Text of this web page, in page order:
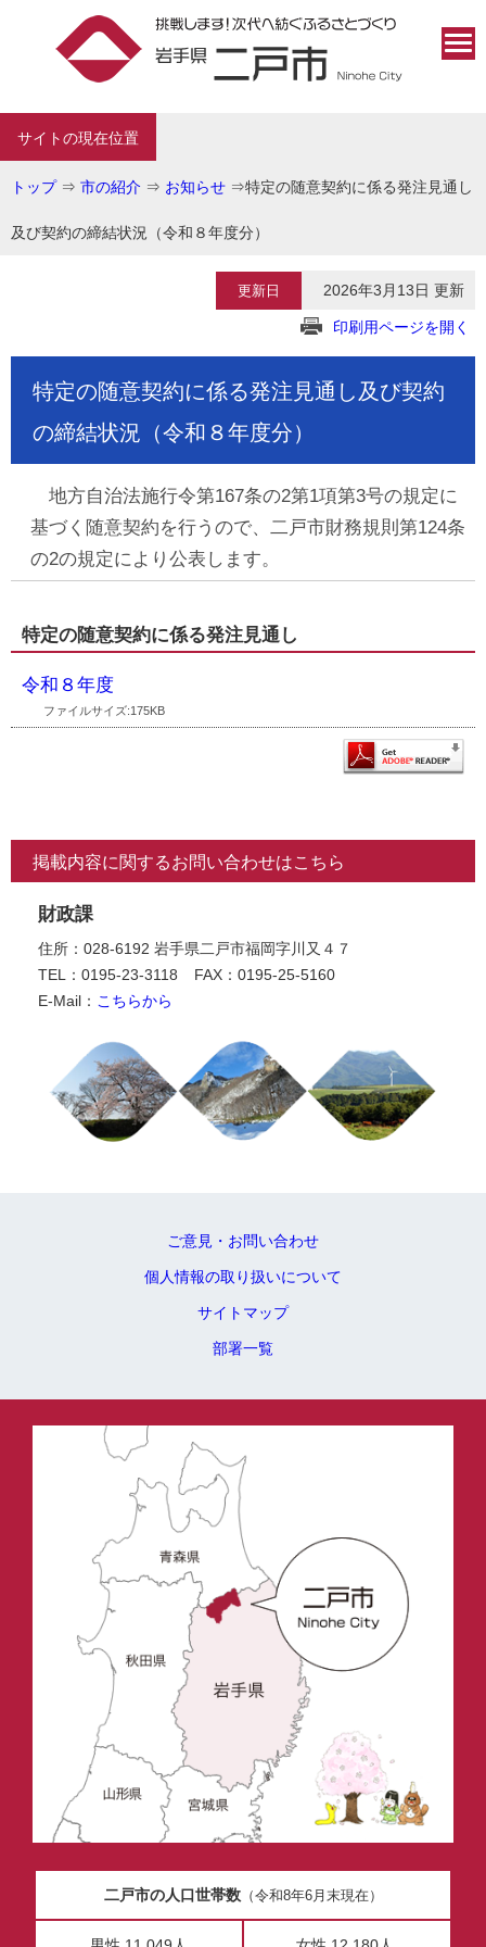
サイトの現在位置
トップ⇒ 市の紹介 ⇒ お知らせ ⇒特定の随意契約に係る発注見通し
及び契約の締結状況（令和８年度分）
更新日 2026年3月13日 更新
印刷用ページを開く
特定の随意契約に係る発注見通し及び契約
の締結状況（令和８年度分）
地方自治法施行令第167条の2第1項第3号の規定に
基づく随意契約を行うので、二戸市財務規則第124条
の2の規定により公表します。
特定の随意契約に係る発注見通し
令和８年度
ファイルサイズ:175KB
掲載内容に関するお問い合わせはこちら
財政課
住所：028-6192 岩手県二戸市福岡字川又４７
TEL：0195-23-3118
FAX：0195-25-5160
E-Mail： こちらから
ご意見・お問い合わせ
個人情報の取り扱いについて
サイトマップ
部署一覧
二戸市の人口世帯数（令和8年6月末現在）